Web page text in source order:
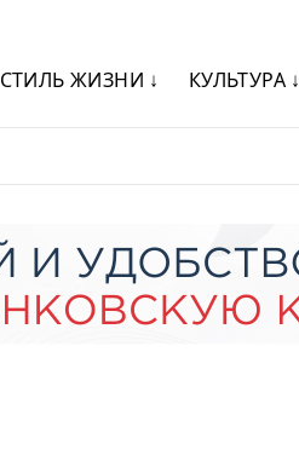
СТИЛЬ ЖИЗНИ ↓ КУЛЬТУРА ↓